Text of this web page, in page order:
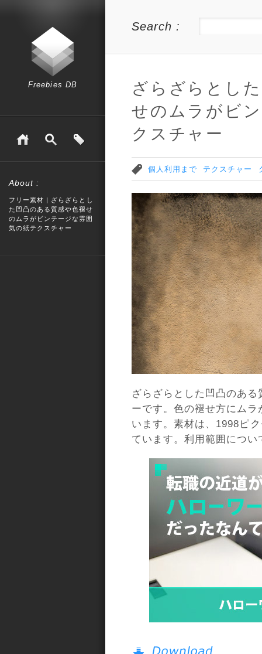
Freebies DB
About :
フリー素材 | ざらざらとし
た凹凸のある質感や色褪せ
のムラがビンテージな雰囲
気の紙テクスチャー
Search :
ざらざらとし
せのムラがビ
クスチャー
個人利用まで テクスチャー
ざらざらとした凹凸のあ
ーです。色の褪せ方にム
います。素材は、1998ピ
ています。利用範囲につ